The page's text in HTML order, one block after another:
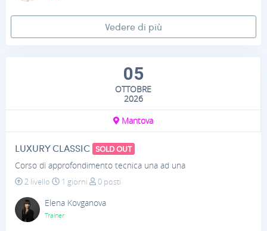
Vedere di più
05
OTTOBRE
2026
Mantova
LUXURY CLASSIC SOLD OUT
Corso di approfondimento tecnica una ad una
2 livello
1 giorni
0 posti
Elena Kovganova
Trainer